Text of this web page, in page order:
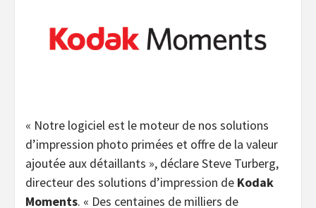
« Notre logiciel est le moteur de nos solutions
d’impression photo primées et offre de la valeur
ajoutée aux détaillants », déclare Steve Turberg,
directeur des solutions d’impression de Kodak
Moments. « Des centaines de milliers de